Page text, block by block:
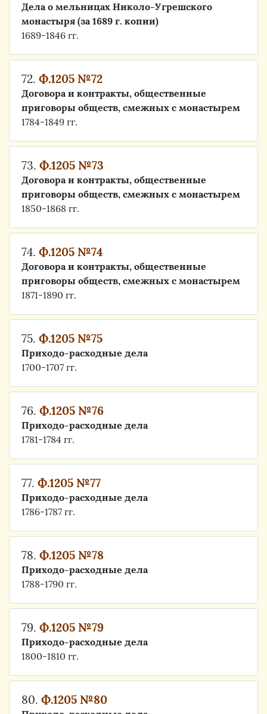
Дела о мельницах Николо-Угрешского
монастыря (за 1689 г. копии)
1689-1846 гг.
72. Ф.1205 №72
Договора и контракты, общественные
приговоры обществ, смежных с монастырем
1784-1849 гг.
73. Ф.1205 №73
Договора и контракты, общественные
приговоры обществ, смежных с монастырем
1850-1868 гг.
74. Ф.1205 №74
Договора и контракты, общественные
приговоры обществ, смежных с монастырем
1871-1890 гг.
75. Ф.1205 №75
Приходо-расходные дела
1700-1707 гг.
76. Ф.1205 №76
Приходо-расходные дела
1781-1784 гг.
77. Ф.1205 №77
Приходо-расходные дела
1786-1787 гг.
78. Ф.1205 №78
Приходо-расходные дела
1788-1790 гг.
79. Ф.1205 №79
Приходо-расходные дела
1800-1810 гг.
80. Ф.1205 №80